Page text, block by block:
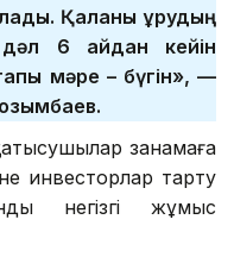
Қаланы құрудың
дәл 6 айдан кейін
мәре – бүгін», —
заңнамаға
инвесторлар тарту
негізгі жұмыс